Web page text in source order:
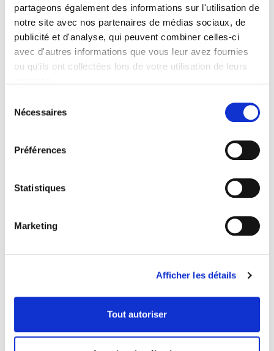
partageons également des informations sur l'utilisation de
notre site avec nos partenaires de médias sociaux, de
publicité et d'analyse, qui peuvent combiner celles-ci
avec d'autres informations que vous leur avez fournies
ou qu'ils ont collectées lors de votre utilisation de leurs
Nécessaires
Préférences
Statistiques
Marketing
Afficher les détails
Tout autoriser
Articles suggérés
L’histoire économique des cinquante
tourne, où chaque grand régime
PAS
Au sein
entre